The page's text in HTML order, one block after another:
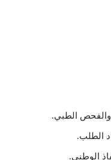
والفحص الطبي.
الطلب.
الوطني.